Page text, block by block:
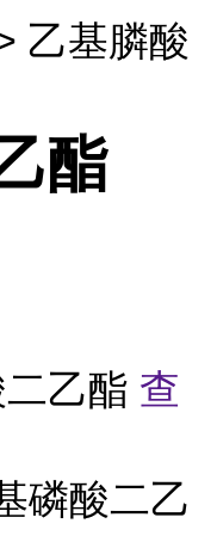
乙基膦酸
酯
乙酯 查
磷酸二乙